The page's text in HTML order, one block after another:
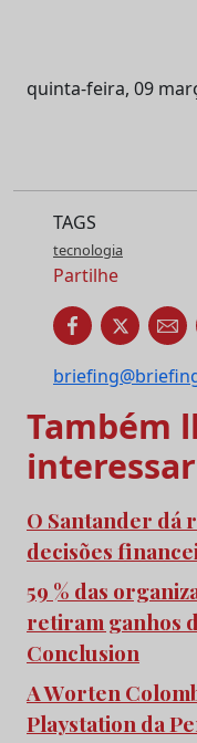
quinta-feira, 09
TAGS
tecnologia
Partilhe
Também
interessar
O Santander dá
decisões
59 % das
retiram ganhos
Conclusion
A Worten
Playstation da